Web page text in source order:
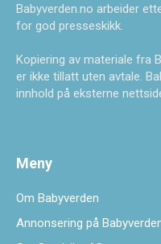
Babyverden.no arbeider
for god presseskikk.
Kopiering av materiale fra
er ikke tillatt uten avtale.
innhold på eksterne
Meny
Om Babyverden
Annonsering på